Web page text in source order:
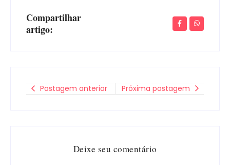
Compartilhar
artigo:
Postagem anterior Próxima postagem
Deixe seu comentário